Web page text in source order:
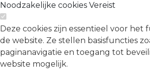
Noodzakelijke cookies Vereist
Deze cookies zijn essentieel voor het
de website. Ze stellen basisfuncties
paginanavigatie en toegang tot
website mogelijk.